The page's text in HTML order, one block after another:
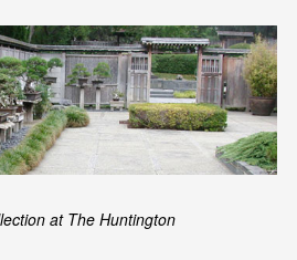
at The Huntington